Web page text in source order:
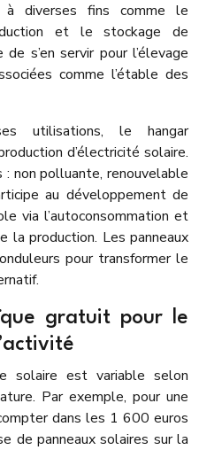
diverses fins comme le
et le stockage de
s’en servir pour l’élevage
comme l’étable des
utilisations, le hangar
d’électricité solaire.
non polluante, renouvelable
au développement de
via l’autoconsommation et
production. Les panneaux
pour transformer le
gratuit pour le
solaire est variable selon
Par exemple, pour une
dans les 1 600 euros
de panneaux solaires sur la